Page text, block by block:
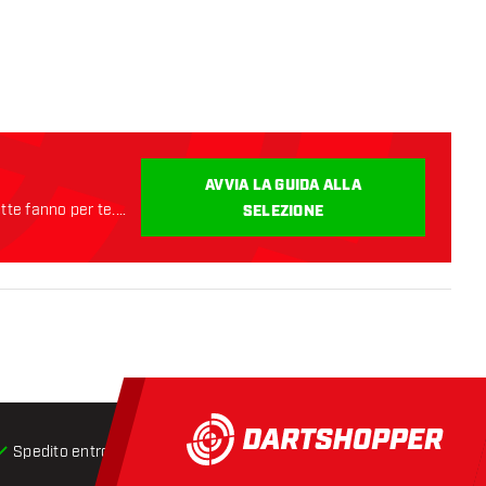
fanno per te.
AVVIA LA GUIDA ALLA
SELEZIONE
Spedito entro 24 ore Spedizione gratuitada € 75